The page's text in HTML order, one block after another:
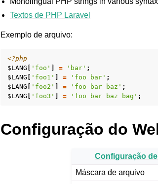
Textos de PHP Laravel
Exemplo de arquivo:
<?php
$LANG
'foo' = 'bar' ;
$LANG
'foo1' = 'foo bar' ;
$LANG
'foo2' = 'foo bar baz' ;
$LANG
'foo3' = 'foo bar baz bag' ;
Configuração do
Configuração
Máscara de arquivo